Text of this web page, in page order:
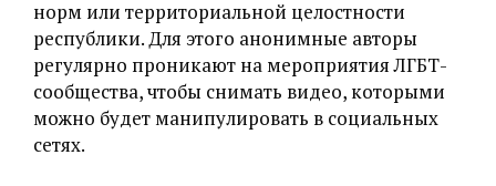
норм или территориальной целостности
республики. Для этого анонимные авторы
регулярно проникают на мероприятия ЛГБТ-
сообщества, чтобы снимать видео, которыми
можно будет манипулировать в социальных
сетях.